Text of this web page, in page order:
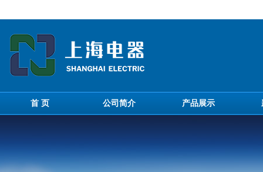
首 页 公司简介 产品展示